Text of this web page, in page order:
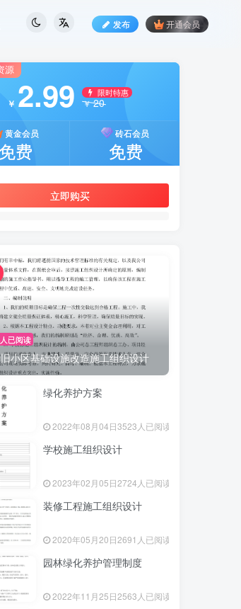
发布 开通会员
源
￥ 2.99 限时特惠
￥20
黄金会员
免费
砖石会员
免费
立即购买
已阅读
小区基础设施改造施工组织设计
绿化养护方案
2022年08月04日3523人已阅读
学校施工组织设计
2023年02月05日2724人已阅读
装修工程施工组织设计
2020年05月20日2691人已阅读
园林绿化养护管理制度
2022年11月25日2563人已阅读